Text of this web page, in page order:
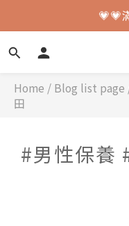
💗💗加入
💗💗
💗💗加入
Home / Blog list page
田
#男性保養